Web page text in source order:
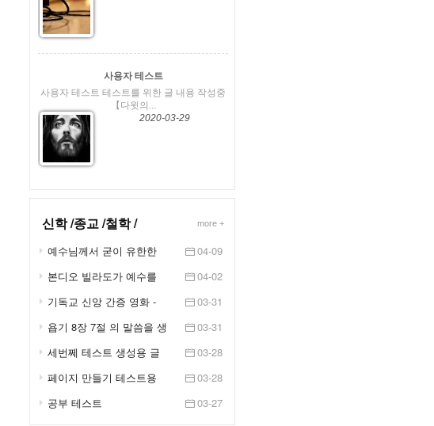
사용자 테스트
사용자 테스트 테스트를 위한 글 내용 작성중
【다윗의...
2020-03-29
신학 /종교 /철학 / more +
예수님께서 굳이 유한한
04-09
본디오 빌라도가 예수를
04-02
기독교 신앙 간증 영화 -
03-31
욥기 8장 7절 의 말씀을 생
03-31
세번쩨 테스트 생성용 글
03-28
페이지 만들기 테스트용
03-28
공부 테스트
03-27